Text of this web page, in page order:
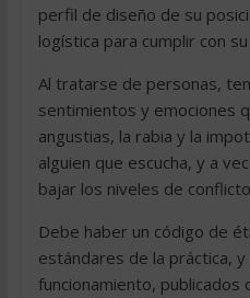
perfil de diseño de su
logística para cumplir con
Al tratarse de personas,
sentimientos y emociones
angustias, la rabia y la
alguien que escucha, y a
bajar los niveles de
Debe haber un código de
estándares de la práctica,
funcionamiento, publicados